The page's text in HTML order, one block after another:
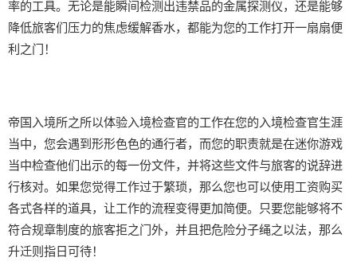
率的工具。无论是能瞬间检测出违禁品的金属探测仪，还是能够
降低旅客们压力的焦虑缓解香水，都能为您的工作打开一扇扇便
利之门！
帝国入境所之所以体验入境检查官的工作在您的入境检查官生涯
当中，您会遇到形形色色的通行者，而您的职责就是在迷你游戏
当中检查他们出示的每一份文件，并将这些文件与旅客的说辞进
行核对。如果您觉得工作过于繁琐，那么您也可以使用工资购买
各式各样的道具，让工作的流程变得更加简便。只要您能够将不
符合规章制度的旅客拒之门外，并且把危险分子绳之以法，那么
升迁则指日可待！